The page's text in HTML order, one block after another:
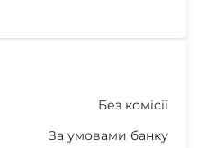
Без комісії
За умовами банку